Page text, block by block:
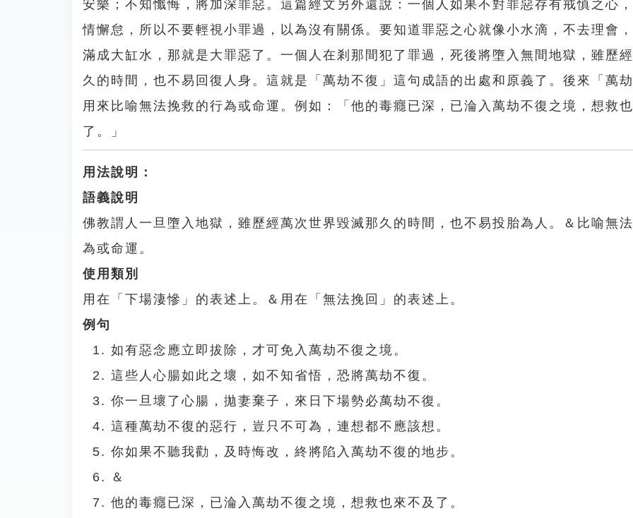
安樂；不知懺悔，將加深罪惡。這篇經文另外還說：一個人如果不對罪惡存有戒慎之心
情懈怠，所以不要輕視小罪過，以為沒有關係。要知道罪惡之心就像小水滴，不去理會
滿成大缸水，那就是大罪惡了。一個人在剎那間犯了罪過，死後將墮入無間地獄，雖歷
久的時間，也不易回復人身。這就是「萬劫不復」這句成語的出處和原義了。後來「萬
用來比喻無法挽救的行為或命運。例如：「他的毒癮已深，已淪入萬劫不復之境，想救
了。」
用法說明：
語義說明
佛教謂人一旦墮入地獄，雖歷經萬次世界毀滅那久的時間，也不易投胎為人。＆比喻無
為或命運。
使用類別
用在「下場淒慘」的表述上。＆用在「無法挽回」的表述上。
例句
如有惡念應立即拔除，才可免入萬劫不復之境。
這些人心腸如此之壞，如不知省悟，恐將萬劫不復。
你一旦壞了心腸，拋妻棄子，來日下場勢必萬劫不復。
這種萬劫不復的惡行，豈只不可為，連想都不應該想。
你如果不聽我勸，及時悔改，終將陷入萬劫不復的地步。
＆
他的毒癮已深，已淪入萬劫不復之境，想救也來不及了。